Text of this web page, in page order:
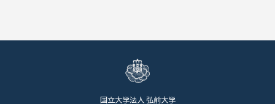
国立大学法人 弘前大学